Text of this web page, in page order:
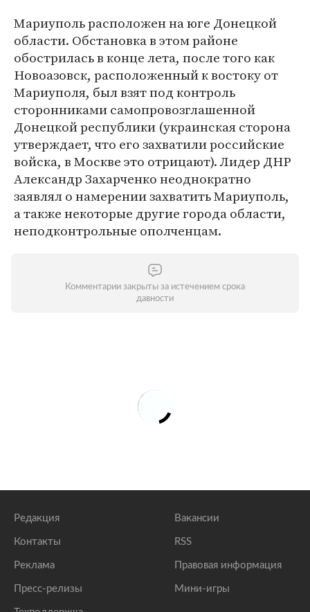
Мариуполь расположен на юге Донецкой
области. Обстановка в этом районе
обострилась в конце лета, после того как
Новоазовск, расположенный к востоку от
Мариуполя, был взят под контроль
сторонниками самопровозглашенной
Донецкой республики (украинская сторона
утверждает, что его захватили российские
войска, в Москве это отрицают). Лидер ДНР
Александр Захарченко неоднократно
заявлял о намерении захватить Мариуполь,
а также некоторые другие города области,
неподконтрольные ополченцам.
Комментарии закрыты за истечением срока
давности
Редакция
Контакты
Реклама
Пресс-релизы
Вакансии
RSS
Правовая информация
Мини-игры